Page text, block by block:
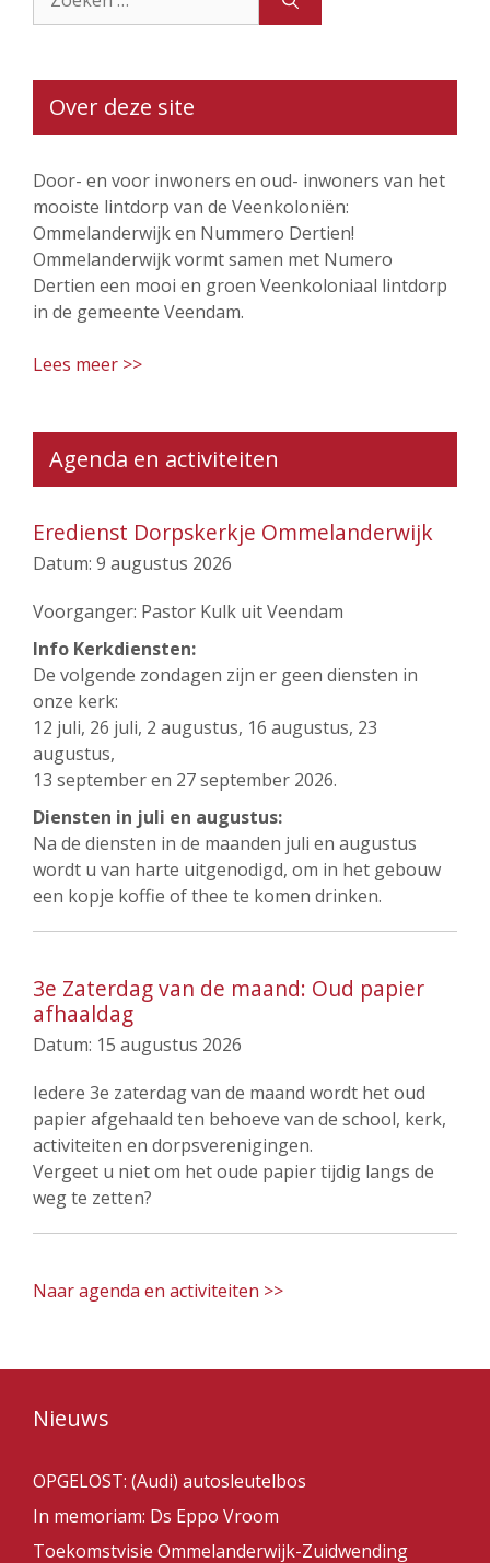
naar:
Over deze site
Door- en voor inwoners en oud- inwoners van het
mooiste lintdorp van de Veenkoloniën:
Ommelanderwijk en Nummero Dertien!
Ommelanderwijk vormt samen met Numero
Dertien een mooi en groen Veenkoloniaal lintdorp
in de gemeente Veendam.
Lees meer >>
Agenda en activiteiten
Eredienst Dorpskerkje Ommelanderwijk
Datum: 9 augustus 2026
Voorganger: Pastor Kulk uit Veendam
Info Kerkdiensten:
De volgende zondagen zijn er geen diensten in
onze kerk:
12 juli, 26 juli, 2 augustus, 16 augustus, 23
augustus,
13 september en 27 september 2026.
Diensten in juli en augustus:
Na de diensten in de maanden juli en augustus
wordt u van harte uitgenodigd, om in het gebouw
een kopje koffie of thee te komen drinken.
3e Zaterdag van de maand: Oud papier
afhaaldag
Datum: 15 augustus 2026
Iedere 3e zaterdag van de maand wordt het oud
papier afgehaald ten behoeve van de school, kerk,
activiteiten en dorpsverenigingen.
Vergeet u niet om het oude papier tijdig langs de
weg te zetten?
Naar agenda en activiteiten >>
Nieuws
OPGELOST: (Audi) autosleutelbos
In memoriam: Ds Eppo Vroom
Toekomstvisie Ommelanderwijk-Zuidwending